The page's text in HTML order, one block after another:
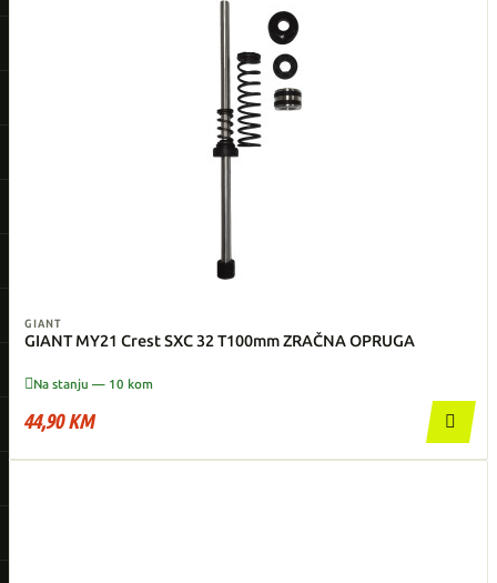
GIANT
GIANT MY21 Crest SXC 32 T100mm ZRAČNA OPRUGA
Na stanju — 10 kom
44,90 KM 